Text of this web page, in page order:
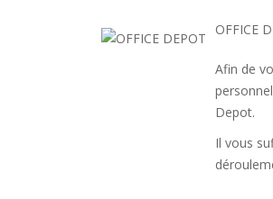
OFFICE
Afin de
Depot.
Il vous